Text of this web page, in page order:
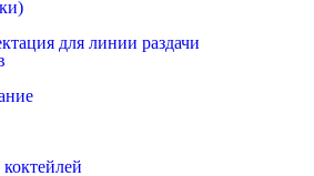
для линии раздачи